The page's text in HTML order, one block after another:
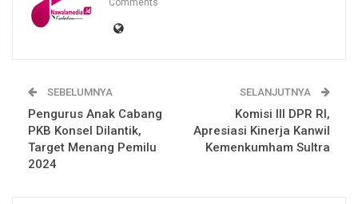
Comments
SEBELUMNYA
Pengurus Anak Cabang
PKB Konsel Dilantik,
Target Menang Pemilu
2024
SELANJUTNYA
Komisi III DPR RI,
Apresiasi Kinerja Kanwil
Kemenkumham Sultra